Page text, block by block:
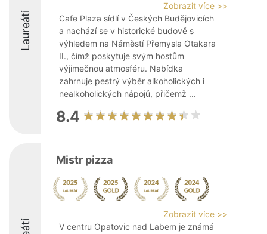
Laureáti
Zobrazit více >>
Cafe Plaza sídlí v Českých Budějovicích
a nachází se v historické budově s
výhledem na Náměstí Přemysla Otakara
II., čímž poskytuje svým hostům
výjimečnou atmosféru. Nabídka
zahrnuje pestrý výběr alkoholických i
nealkoholických nápojů, přičemž ...
8.4
Mistr pizza
Zobrazit více >>
V centru Opatovic nad Labem je známá